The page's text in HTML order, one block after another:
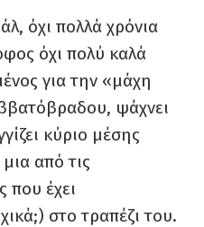
όχι πολλά χρόνια
όχι πολύ καλά
για την «μάχη
ψάχνει
κύριο μέσης
από τις
που έχει
στο τραπέζι του.